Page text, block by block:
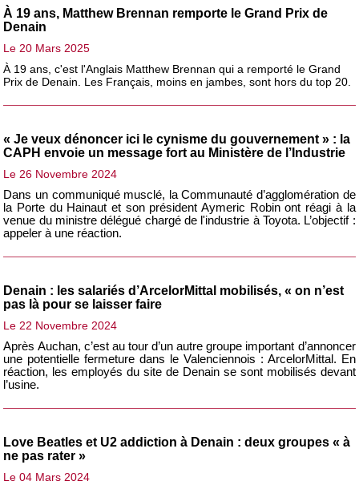
À 19 ans, Matthew Brennan remporte le Grand Prix de
Denain
Le 20 Mars 2025
À 19 ans, c'est l'Anglais Matthew Brennan qui a remporté le Grand
Prix de Denain. Les Français, moins en jambes, sont hors du top 20.
« Je veux dénoncer ici le cynisme du gouvernement » : la
CAPH envoie un message fort au Ministère de l’Industrie
Le 26 Novembre 2024
Dans un communiqué musclé, la Communauté d’agglomération de
la Porte du Hainaut et son président Aymeric Robin ont réagi à la
venue du ministre délégué chargé de l'industrie à Toyota. L’objectif :
appeler à une réaction.
Denain : les salariés d’ArcelorMittal mobilisés, « on n’est
pas là pour se laisser faire
Le 22 Novembre 2024
Après Auchan, c’est au tour d’un autre groupe important d’annoncer
une potentielle fermeture dans le Valenciennois : ArcelorMittal. En
réaction, les employés du site de Denain se sont mobilisés devant
l’usine.
Love Beatles et U2 addiction à Denain : deux groupes « à
ne pas rater »
Le 04 Mars 2024